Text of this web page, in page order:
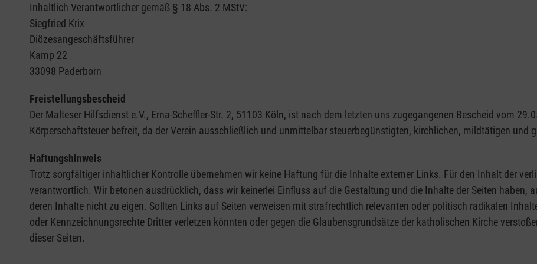
Inhaltlich Verantwortlicher gemäß § 18 Abs. 2 MStV:
Siegfried Krix
Diözesangeschäftsführer
Kamp 22
33098 Paderborn
Freistellungsbescheid
Der Malteser Hilfsdienst e.V., Erna-Scheffler-Str. 2, 51103 Köln, ist nach dem letzten uns zugegangenen Bescheid vom
Körperschaftsteuer befreit, da der Verein ausschließlich und unmittelbar steuerbegünstigten, kirchlichen, mildtätigen und
Haftungshinweis
Trotz sorgfältiger inhaltlicher Kontrolle übernehmen wir keine Haftung für die Inhalte externer Links. Für den Inhalt der
verantwortlich. Wir betonen ausdrücklich, dass wir keinerlei Einfluss auf die Gestaltung und die Inhalte der Seiten haben,
deren Inhalte nicht zu eigen. Sollten Links auf Seiten verweisen mit strafrechtlich relevanten oder politisch radikalen
oder Kennzeichnungsrechte Dritter verletzen könnten oder gegen die Glaubensgrundsätze der katholischen Kirche
dieser Seiten.